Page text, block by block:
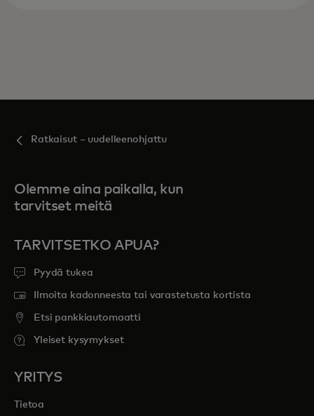
Ratkaisut – uudelleenohjattu
Olemme aina paikalla, kun
tarvitset meitä
TARVITSETKO APUA?
Pyydä tukea
Ilmoita kadonneesta tai varastetusta kortista
Etsi pankkiautomaatti
Yleiset kysymykset
YRITYS
Tietoa